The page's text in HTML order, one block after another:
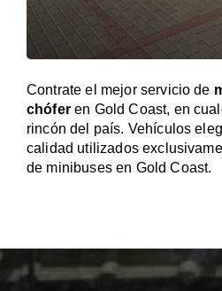
Contrate el mejor servicio de
chóferen Gold Coast, en
rincón del país. Vehículos
calidad utilizados
de minibuses en Gold Coast.